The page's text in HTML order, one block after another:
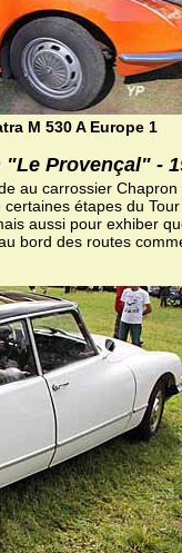
M 530 A Europe 1
Provençal" -
au carrossier Chapron
étapes du
aussi pour exhiber
bord des routes